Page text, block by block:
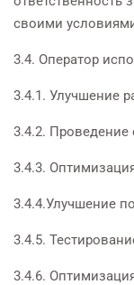
своими
3.4. Оператор
3.4.1. Улучшение
3.4.2. Проведение
3.4.3.
3.4.4.Улучшение
3.4.5.
3.4.6.